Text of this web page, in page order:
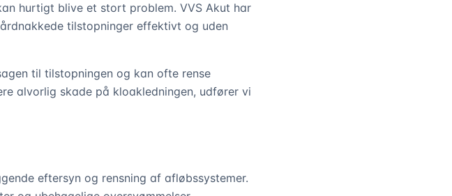
hurtigt blive et stort problem. VVS Akut har
tilstopninger effektivt og uden
til tilstopningen og kan ofte rense
alvorlig skade på kloakledningen, udfører vi
eftersyn og rensning af afløbssystemer.